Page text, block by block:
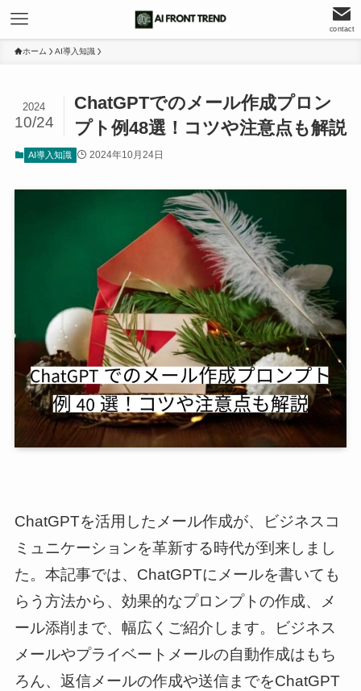
contact
ホーム AI導入知識
ChatGPTでのメール作成プロン
プト例48選！コツや注意点も解説
2024
10/24
AI導入知識 2024年10月24日
ChatGPTを活用したメール作成が、ビジネスコ
ミュニケーションを革新する時代が到来しまし
た。本記事では、ChatGPTにメールを書いても
らう方法から、効果的なプロンプトの作成、メ
ール添削まで、幅広くご紹介します。ビジネス
メールやプライベートメールの自動作成はもち
ろん、返信メールの作成や送信までをChatGPT